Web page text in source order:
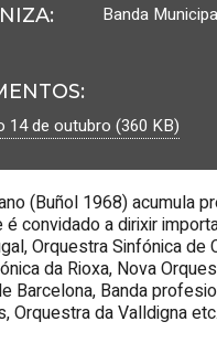
: Banda
:
14 de outubro (360 KB)
(Buñol 1968) acumula
é convidado a dirixir
Orquestra Sinfónica de
da Rioxa, Nova
Barcelona, Banda
Orquestra da Valldigna